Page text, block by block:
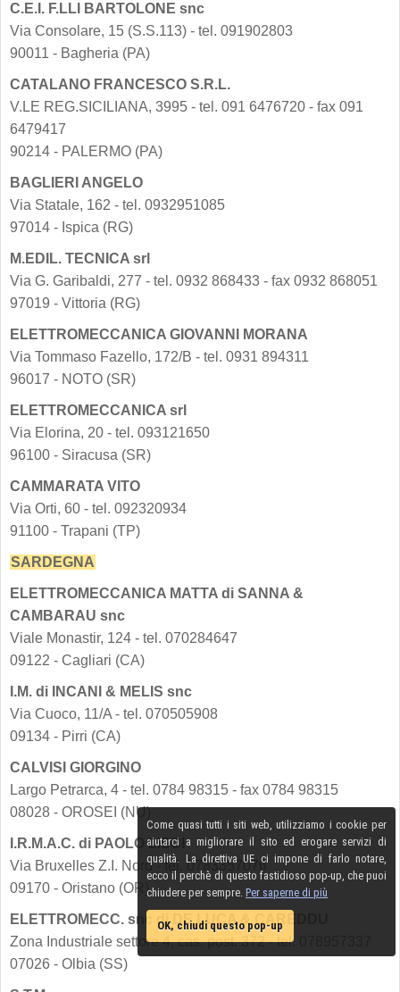
Come quasi tutti i siti web, utilizziamo i cookie per
aiutarci a migliorare il sito ed erogare servizi di
qualità. La direttiva UE ci impone di farlo notare,
ecco il perchè di questo fastidioso pop-up, che puoi
chiudere per sempre.Per saperne di più
OK, chiudi questo pop-up
C.E.I. F.LLI BARTOLONE snc
Via Consolare, 15 (S.S.113) - tel. 091902803
90011 - Bagheria (PA)
CATALANO FRANCESCO S.R.L.
V.LE REG.SICILIANA, 3995 - tel. 091 6476720 - fax 091
6479417
90214 - PALERMO (PA)
BAGLIERI ANGELO
Via Statale, 162 - tel. 0932951085
97014 - Ispica (RG)
M.EDIL. TECNICA srl
Via G. Garibaldi, 277 - tel. 0932 868433 - fax 0932 868051
97019 - Vittoria (RG)
ELETTROMECCANICA GIOVANNI MORANA
Via Tommaso Fazello, 172/B - tel. 0931 894311
96017 - NOTO (SR)
ELETTROMECCANICA srl
Via Elorina, 20 - tel. 093121650
96100 - Siracusa (SR)
CAMMARATA VITO
Via Orti, 60 - tel. 092320934
91100 - Trapani (TP)
SARDEGNA
ELETTROMECCANICA MATTA di SANNA &
CAMBARAU snc
Viale Monastir, 124 - tel. 070284647
09122 - Cagliari (CA)
I.M. di INCANI & MELIS snc
Via Cuoco, 11/A - tel. 070505908
09134 - Pirri (CA)
CALVISI GIORGINO
Largo Petrarca, 4 - tel. 0784 98315 - fax 0784 98315
08028 - OROSEI (NU)
I.R.M.A.C. di PAOLO LISCI
Via Bruxelles Z.I. Nord - tel. 0783357076
09170 - Oristano (OR)
ELETTROMECC. snc di DE LUCA & CAREDDU
Zona Industriale settore 4, cas. post. 372 - tel. 078957337
07026 - Olbia (SS)